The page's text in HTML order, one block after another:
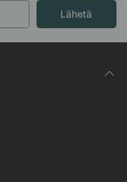
Lähetä